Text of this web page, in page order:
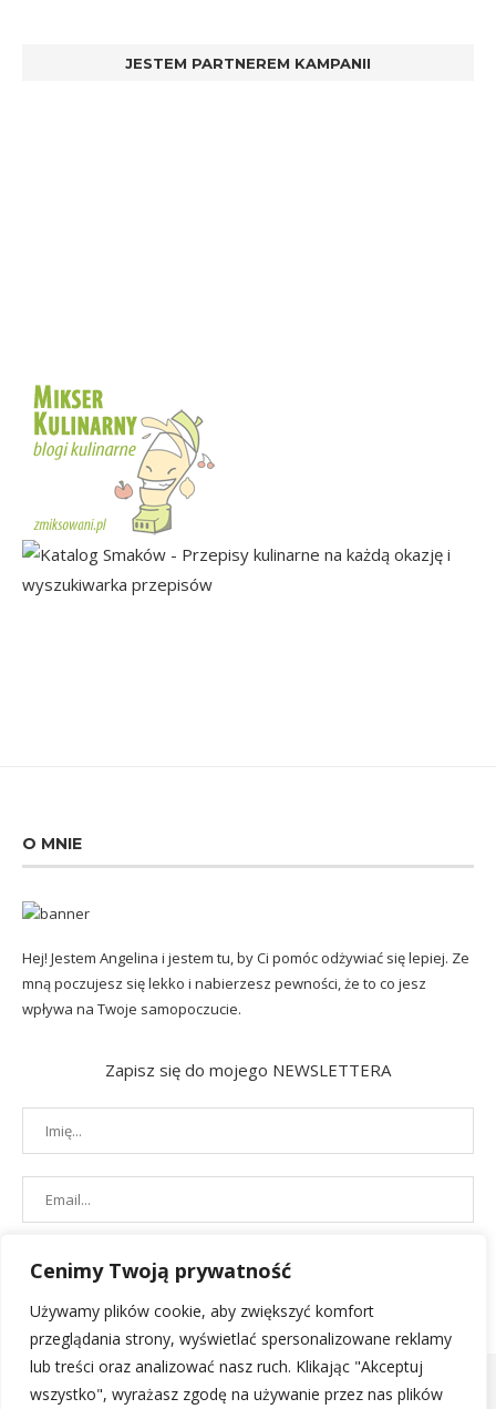
Cenimy Twoją prywatność
Używamy plików cookie, aby zwiększyć komfort
przeglądania strony, wyświetlać spersonalizowane reklamy
lub treści oraz analizować nasz ruch. Klikając "Akceptuj
wszystko", wyrażasz zgodę na używanie przez nas plików
JESTEM PARTNEREM KAMPANII
O MNIE
Hej! Jestem Angelina i jestem tu, by Ci pomóc odżywiać się lepiej. Ze
mną poczujesz się lekko i nabierzesz pewności, że to co jesz
wpływa na Twoje samopoczucie.
Zapisz się do mojego NEWSLETTERA